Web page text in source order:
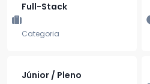
Full-Stack
Categoria
Júnior / Pleno